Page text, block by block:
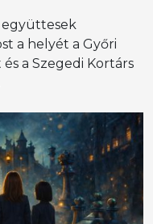
együttesek
a helyét a Győri
a Szegedi Kortárs